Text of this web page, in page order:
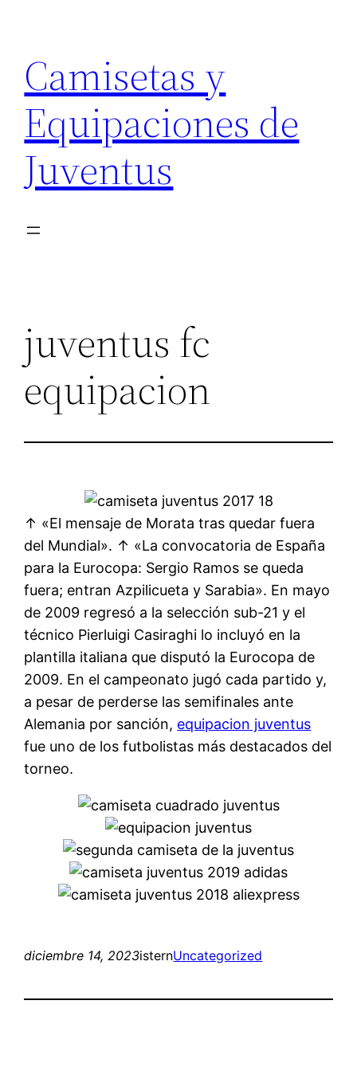
contenido
Camisetas y
Equipaciones de
Juventus
juventus fc
equipacion
↑ «El mensaje de Morata tras quedar fuera
del Mundial». ↑ «La convocatoria de España
para la Eurocopa: Sergio Ramos se queda
fuera; entran Azpilicueta y Sarabia». En mayo
de 2009 regresó a la selección sub-21 y el
técnico Pierluigi Casiraghi lo incluyó en la
plantilla italiana que disputó la Eurocopa de
2009. En el campeonato jugó cada partido y,
a pesar de perderse las semifinales ante
Alemania por sanción, equipacion juventus
fue uno de los futbolistas más destacados del
torneo.
diciembre 14, 2023isternUncategorized